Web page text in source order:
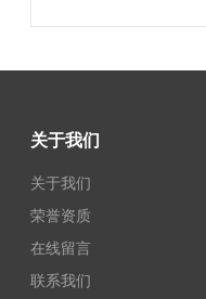
关于我们
关于我们
荣誉资质
在线留言
联系我们